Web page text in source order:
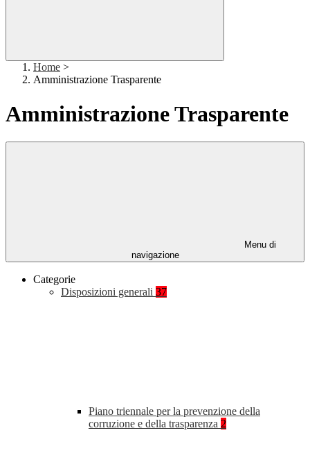
Home >
Amministrazione Trasparente
Amministrazione Trasparente
Menu di
navigazione
Categorie
Disposizioni generali 37
Piano triennale per la prevenzione della
corruzione e della trasparenza 2